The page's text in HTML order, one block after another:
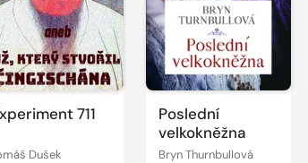
711
Dušek
Poslední
velkokněžna
Bryn Thurnbullová